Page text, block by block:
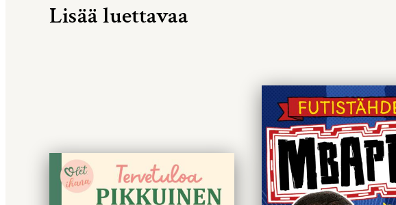
Lisää luettavaa